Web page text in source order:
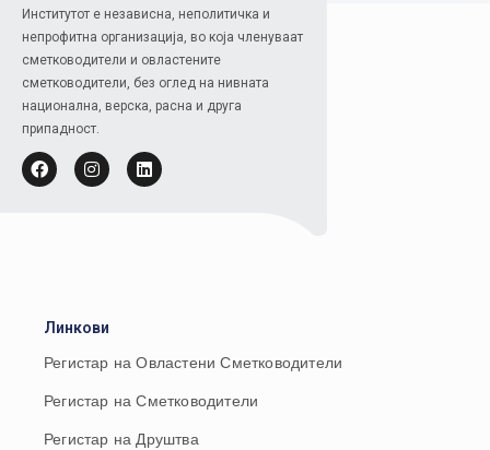
Институтот е независна, неполитичка и
непрофитна организација, во која членуваат
сметководители и овластените
сметководители, без оглед на нивната
национална, верска, расна и друга
припадност.
Линкови
Регистар на Овластени Сметководители
Регистар на Сметководители
Регистар на Друштва